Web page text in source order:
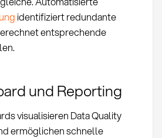
identifiziert redundante
entsprechende
und Reporting
visualisieren Data Quality
ermöglichen schnelle